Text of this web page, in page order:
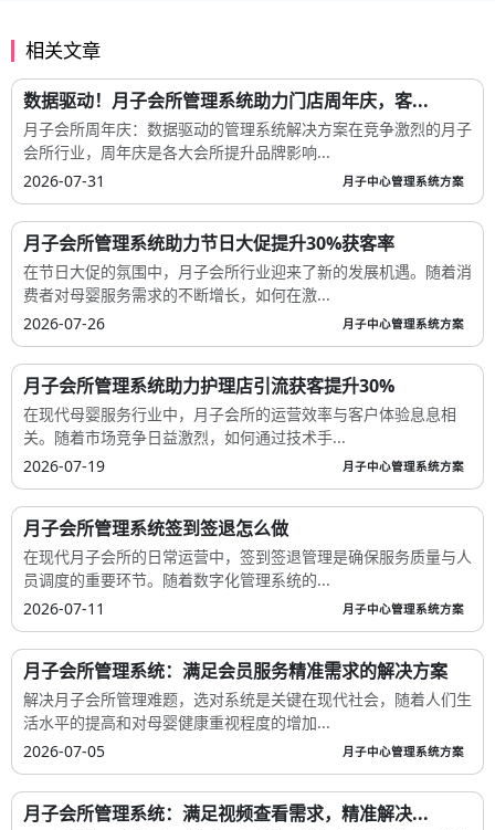
相关文章
数据驱动！月子会所管理系统助力门店周年庆，客...
月子会所周年庆：数据驱动的管理系统解决方案在竞争激烈的月子
会所行业，周年庆是各大会所提升品牌影响...
2026-07-31
月子中心管理系统方案
月子会所管理系统助力节日大促提升30%获客率
在节日大促的氛围中，月子会所行业迎来了新的发展机遇。随着消
费者对母婴服务需求的不断增长，如何在激...
2026-07-26
月子中心管理系统方案
月子会所管理系统助力护理店引流获客提升30%
在现代母婴服务行业中，月子会所的运营效率与客户体验息息相
关。随着市场竞争日益激烈，如何通过技术手...
2026-07-19
月子中心管理系统方案
月子会所管理系统签到签退怎么做
在现代月子会所的日常运营中，签到签退管理是确保服务质量与人
员调度的重要环节。随着数字化管理系统的...
2026-07-11
月子中心管理系统方案
月子会所管理系统：满足会员服务精准需求的解决方案
解决月子会所管理难题，选对系统是关键在现代社会，随着人们生
活水平的提高和对母婴健康重视程度的增加...
2026-07-05
月子中心管理系统方案
月子会所管理系统：满足视频查看需求，精准解决...